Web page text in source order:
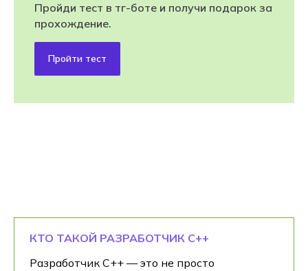
Пройди тест в тг-боте и получи подарок за
прохождение.
Пройти тест
КТО ТАКОЙ РАЗРАБОТЧИК С++
Разработчик C++ — это не просто